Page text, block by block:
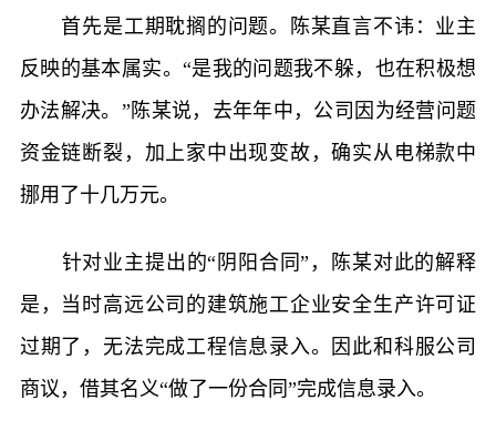
首先是工期耽搁的问题。陈某直言不讳：业主
反映的基本属实。“是我的问题我不躲，也在积极想
办法解决。”陈某说，去年年中，公司因为经营问题
资金链断裂，加上家中出现变故，确实从电梯款中
挪用了十几万元。
针对业主提出的“阴阳合同”，陈某对此的解释
是，当时高远公司的建筑施工企业安全生产许可证
过期了，无法完成工程信息录入。因此和科服公司
商议，借其名义“做了一份合同”完成信息录入。